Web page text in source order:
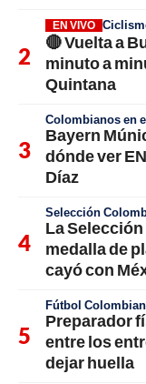
EN VIVO
🔴 Vuelta a
minuto a
Quintana
Colombianos en
Bayern
dónde ver
Díaz
Selección
La
medalla de
cayó con
Fútbol
Preparador
entre los
dejar huella